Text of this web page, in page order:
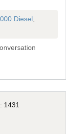
Diesel,
1431